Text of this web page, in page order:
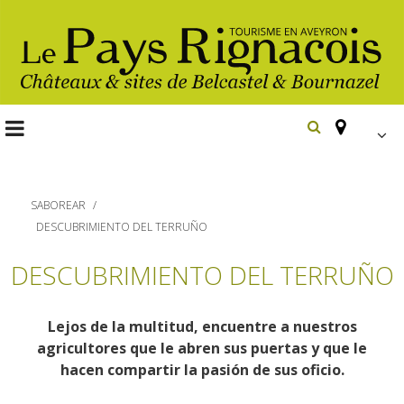
Les
Belcastel, village et château
Bournazel, village et château
Randonnée
pédestre
Gîtes et locations
SABOREAR
DESCUBRIMIENTO DEL TERRUÑO
DESCUBRIMIENTO DEL TERRUÑO
Lejos de la multitud, encuentre a nuestros
agricultores que le abren sus puertas y que le
hacen compartir la pasión de sus oficio.